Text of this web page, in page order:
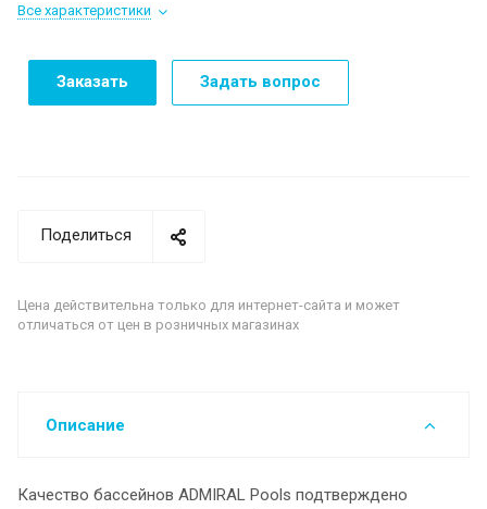
Все характеристики
Заказать Задать вопрос
Поделиться
Цена действительна только для интернет-сайта и может
отличаться от цен в розничных магазинах
Описание
Качество бассейнов ADMIRAL Pools подтверждено